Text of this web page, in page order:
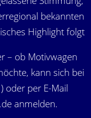
bekannten
Highlight folgt
– ob Motivwagen
kann sich bei
oder per E-Mail
anmelden.